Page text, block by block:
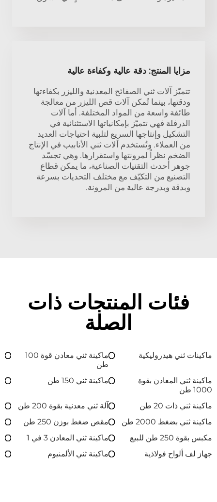
مزايا المنتج: دقة عالية وكفاءة عالية
تتميّز آلات ثني الصفائح المعدنية والليزر بكفاءتها
ودقتها، بينما تُمكن آلات قص الليزر من معالجة
طائفة واسعة من المواد المختلفة. أما آلات
الدرفلة فهي تتميّز بإمكانياتها الاستثنائية في
التشكيل وإنتاجها السريع لتلبية احتياجات العديد
من العملاء. وتُستخدم آلات ثني الأنابيب في الإنتاج
الضخم نظراً لمرونتها واستقرارها. وهي تجسّد
جوهر أحدث التقنيات الصناعية، ما يمكن قطاع
التصنيع من التكيّف مع مختلف التحديات بسرعة
وبدقة وبدرجة عالية من المرونة.
فئات المنتجات ذات
الصلة
ماكينات ثني هيدروليكية
ماكينة ثني معادن قوة 100
طن
ماكينة ثني المعادن بقوة
1000 طن
ماكينة ثني 150 طن
ماكينة ثني ذات 20 طن
آلة ثني معدنية بقوة 200 طن
ماكينة ثني بضغط 2000 طن
مقص ضغط بوزن 250 طن
مكبس بقوة 250 طن للبيع
ماكينة ثني المعادن 3 في 1
جهاز لف ألواح فولاذية
ماكينة ثني الألمنيوم